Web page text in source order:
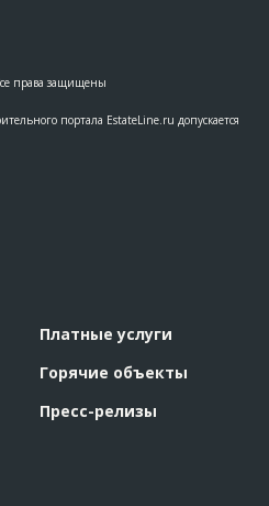
права защищены
портала EstateLine.ru допускается
Платные услуги
Горячие объекты
Пресс-релизы